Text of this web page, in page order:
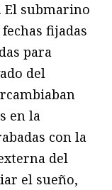
El submarino
fijadas
para
del
en la
con la
del
el sueño,